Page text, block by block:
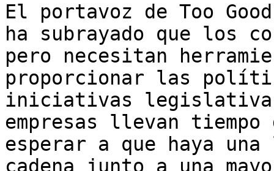
El portavoz de Too
ha subrayado que los
pero necesitan
proporcionar las
iniciativas
empresas llevan
esperar a que haya
cadena junto a una